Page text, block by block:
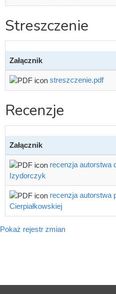
Streszczenie
Załącznik
streszczenie.pdf
Recenzje
Załącznik
recenzja autorstwa
Izydorczyk
recenzja autorstwa
Cierpiałkowskiej
Pokaż rejestr zmian